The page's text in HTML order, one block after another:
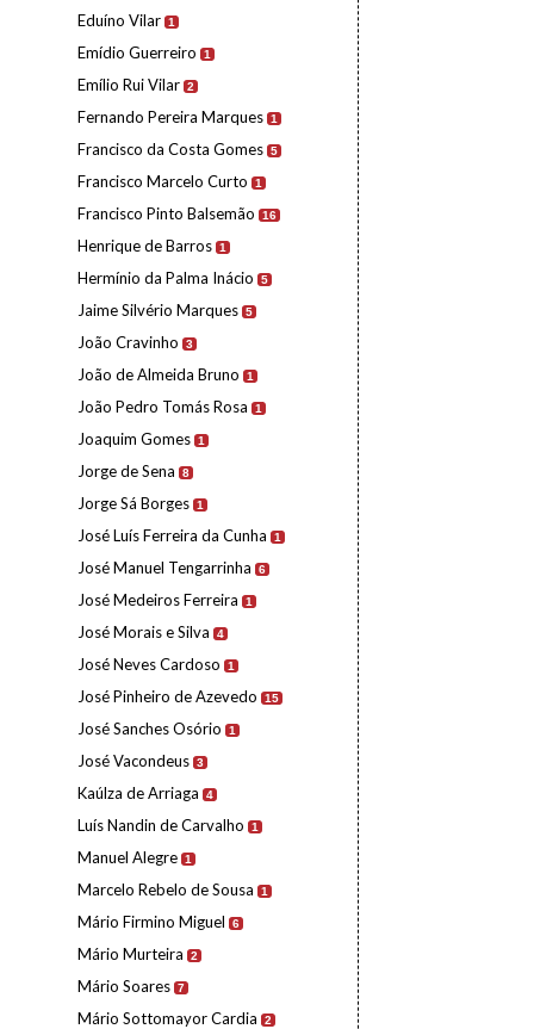
Eduíno Vilar 1
Emídio Guerreiro 1
Emílio Rui Vilar 2
Fernando Pereira Marques 1
Francisco da Costa Gomes 5
Francisco Marcelo Curto 1
Francisco Pinto Balsemão 16
Henrique de Barros 1
Hermínio da Palma Inácio 5
Jaime Silvério Marques 5
João Cravinho 3
João de Almeida Bruno 1
João Pedro Tomás Rosa 1
Joaquim Gomes 1
Jorge de Sena 8
Jorge Sá Borges 1
José Luís Ferreira da Cunha 1
José Manuel Tengarrinha 6
José Medeiros Ferreira 1
José Morais e Silva 4
José Neves Cardoso 1
José Pinheiro de Azevedo 15
José Sanches Osório 1
José Vacondeus 3
Kaúlza de Arriaga 4
Luís Nandin de Carvalho 1
Manuel Alegre 1
Marcelo Rebelo de Sousa 1
Mário Firmino Miguel 6
Mário Murteira 2
Mário Soares 7
Mário Sottomayor Cardia 2